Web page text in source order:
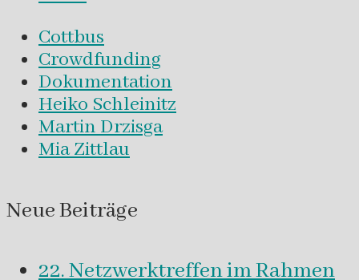
Cottbus
Crowdfunding
Dokumentation
Heiko Schleinitz
Martin Drzisga
Mia Zittlau
Neue Beiträge
22. Netzwerktreffen im Rahmen